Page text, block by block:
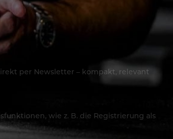
per Newsletter – kompakt, relevant
wie z. B. die Registrierung als